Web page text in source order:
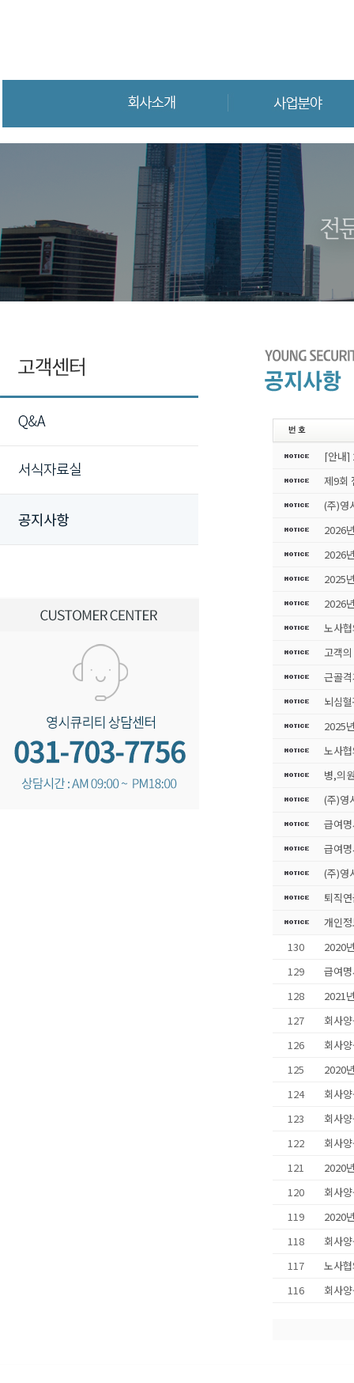
[안내]
제9회
(주)영
2026
2026
2025
2026
노사
고객
근골
뇌심
2025
노사
병,의
(주)영
급여
급여
(주)영
퇴직
개인
130
2020
129
급여
128
2021
127
회사
126
회사
125
2020
124
회사
123
회사
122
회사
121
2020
120
회사
119
2020
118
회사
117
노사
116
회사